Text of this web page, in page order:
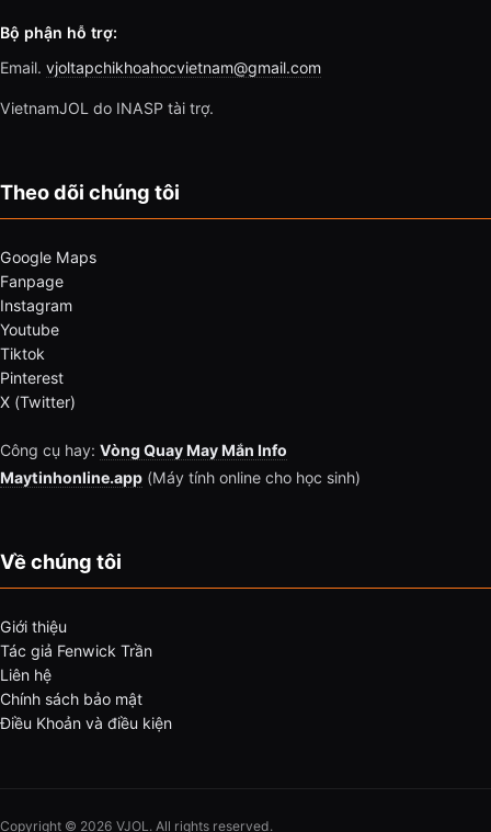
Bộ phận hỗ trợ:
Email. vjoltapchikhoahocvietnam@gmail.com
VietnamJOL do INASP tài trợ.
Theo dõi chúng tôi
Google Maps
Fanpage
Instagram
Youtube
Tiktok
Pinterest
X (Twitter)
Công cụ hay: Vòng Quay May Mắn Info
Maytinhonline.app (Máy tính online cho học sinh)
Về chúng tôi
Giới thiệu
Tác giả Fenwick Trần
Liên hệ
Chính sách bảo mật
Điều Khoản và điều kiện
Copyright © 2026 VJOL. All rights reserved.